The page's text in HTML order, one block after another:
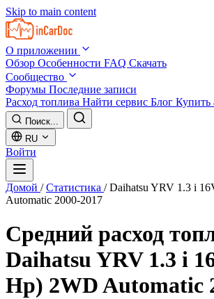
Skip to main content
О приложении
Обзор Особенности FAQ Скачать
Сообщество
Форумы Последние записи
Расход топлива Найти сервис Блог Купить
Поиск...
RU
Войти
Домой / Статистика / Daihatsu YRV 1.3 i
Automatic 2000-2017
Средний расход
Daihatsu YRV 1.3 i
Hp) 2WD Automatic